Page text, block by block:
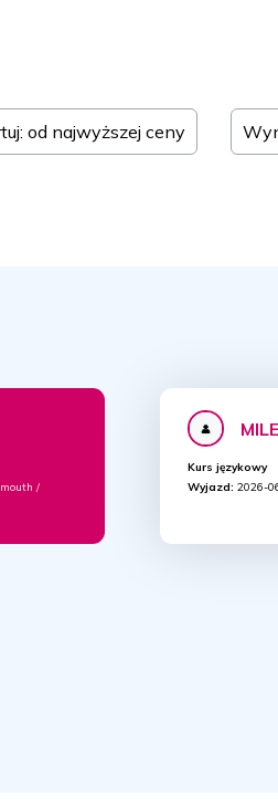
od najwyższej ceny
/
Kurs językowy
Wyjazd: 2026-